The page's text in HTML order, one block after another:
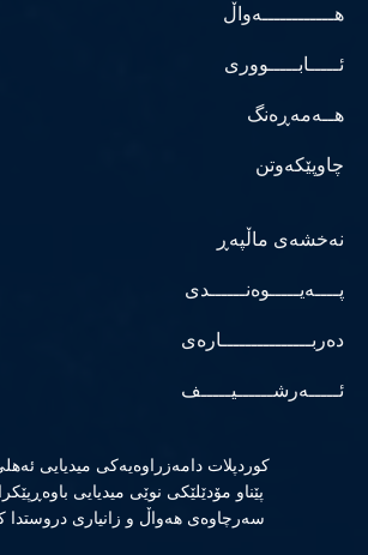
هــــــــــــەواڵ
ئـــــابـــــووری
هــەمەڕەنگ
چاوپێکەوتن
نەخشەی ماڵپەڕ
پــــەیـــــوەنــــــدی
دەربـــــــــــــــارەی
ئـــــەرشــــــیـــــف
كوردپلات دامەزراوەیەكی میدیایی
پێناو مۆدێلێكی نوێی میدیایی
سەرچاوەی هەواڵ و زانیاری دروستدا